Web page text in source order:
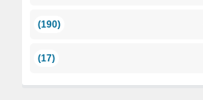
(190)
(17)